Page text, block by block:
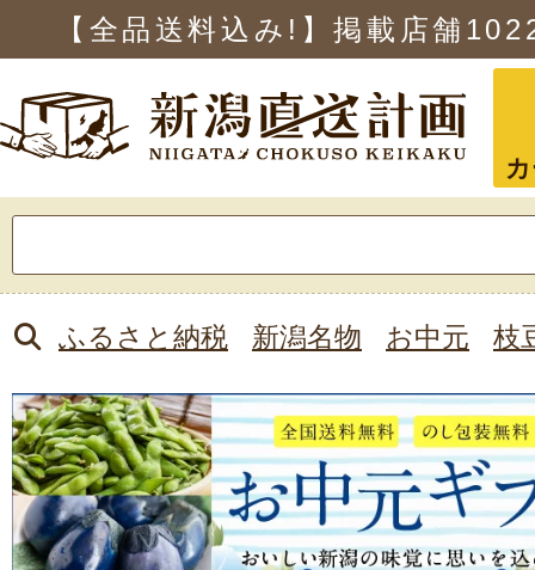
【全品送料込み!】掲載店舗
索:
ふるさと納税 新潟名物 お中元 枝